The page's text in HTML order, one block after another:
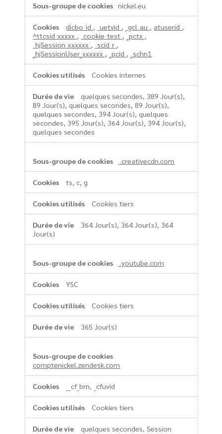
nickel.eu
dicbo_id , _uetvid , _gcl_au , atuserid ,
^ttcsid_xxxxx , _cookie_test , _pctx ,
_hjSession_xxxxxx , _scid_r ,
_hjSessionUser_xxxxxx , _pcid , _schn1
Cookies internes
quelques secondes, 389 Jour(s),
89 Jour(s), quelques secondes, 89 Jour(s),
quelques secondes, 394 Jour(s), quelques
secondes, 395 Jour(s), 364 Jour(s), 394 Jour(s),
quelques secondes
.creativecdn.com
ts, c, g
Cookies tiers
364 Jour(s), 364 Jour(s), 364
Jour(s)
.youtube.com
YSC
Cookies tiers
365 Jour(s)
comptenickel.zendesk.com
__cf_bm, _cfuvid
Cookies tiers
quelques secondes, Session